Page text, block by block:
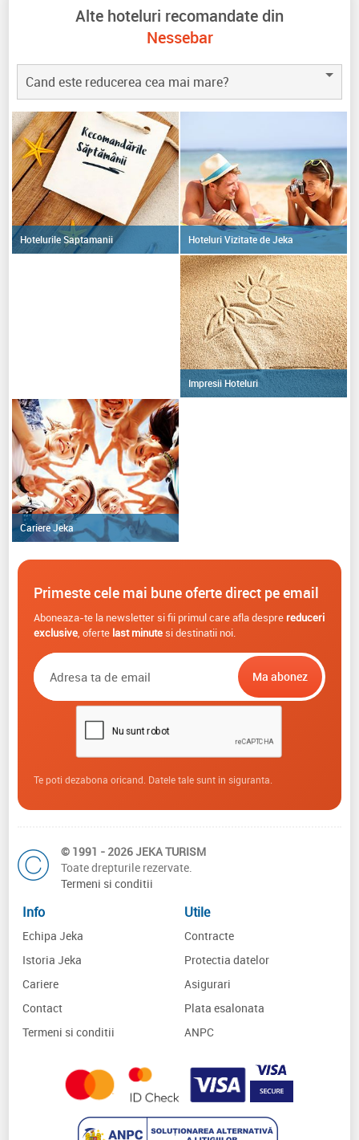
Alte hoteluri recomandate din
Nessebar
Cand este reducerea cea mai mare?
Hotelurile Saptamanii Hoteluri Vizitate de Jeka
Impresii Hoteluri
Cariere Jeka
Primeste cele mai bune oferte direct pe email
Aboneaza-te la newsletter si fii primul care afla despre reduceri
exclusive, oferte last minutesi destinatii noi.
Te poti dezabona oricand. Datele tale sunt in siguranta.
© 1991 - 2026 JEKA TURISM
Toate drepturile rezervate.
Termeni si conditii
Info
Echipa Jeka
Istoria Jeka
Cariere
Contact
Termeni si conditii
Utile
Contracte
Protectia datelor
Asigurari
Plata esalonata
ANPC